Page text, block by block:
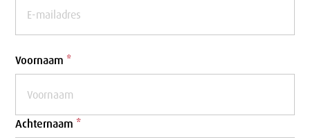
Voornaam *
Achternaam *